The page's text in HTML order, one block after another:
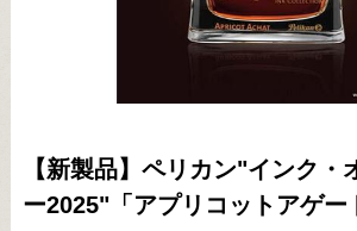
【新製品】ペリカン"インク・
ー2025"「アプリコットアゲー